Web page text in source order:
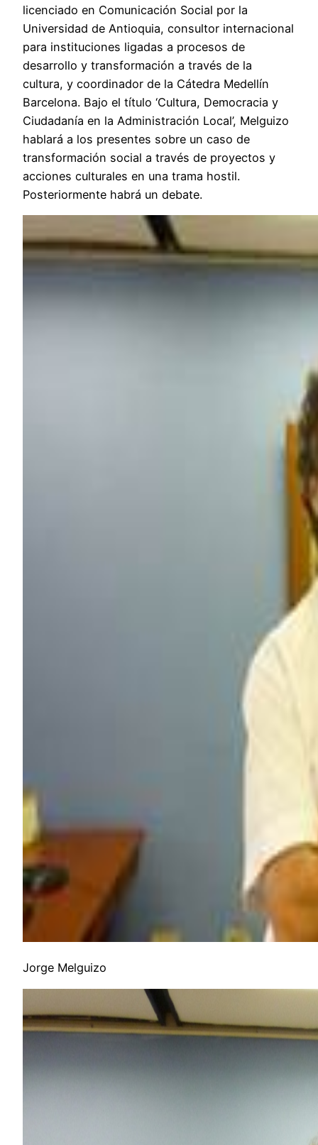
licenciado en Comunicación Social por la
Universidad de Antioquia, consultor internacional
para instituciones ligadas a procesos de
desarrollo y transformación a través de la
cultura, y coordinador de la Cátedra Medellín
Barcelona. Bajo el título ‘Cultura, Democracia y
Ciudadanía en la Administración Local’, Melguizo
hablará a los presentes sobre un caso de
transformación social a través de proyectos y
acciones culturales en una trama hostil.
Posteriormente habrá un debate.
Jorge Melguizo